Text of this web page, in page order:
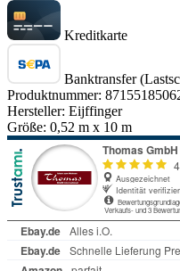
Kreditkarte
Banktransfer
Produktnummer:
Hersteller: Eijffinger
Größe: 0,52 m x 10 m